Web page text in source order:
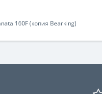
160F (копия Bearking)